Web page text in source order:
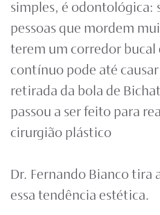
simples, é odontológica:
pessoas que mordem
terem um corredor bucal
contínuo pode até causar
retirada da bola de
passou a ser feito para
cirurgião plástico
Dr. Fernando Bianco tira
essa tendência estética.